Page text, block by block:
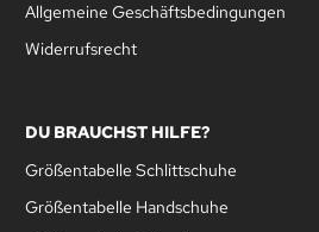
Allgemeine Geschäftsbedingungen
Widerrufsrecht
DU BRAUCHST HILFE?
Größentabelle Schlittschuhe
Größentabelle Handschuhe